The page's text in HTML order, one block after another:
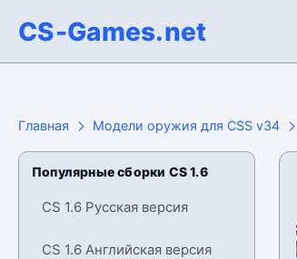
CS-Games.net
Главная Модели оружия для CSS v34
Популярные сборки CS 1.6
CS 1.6 Русская версия
CS 1.6 Английская версия